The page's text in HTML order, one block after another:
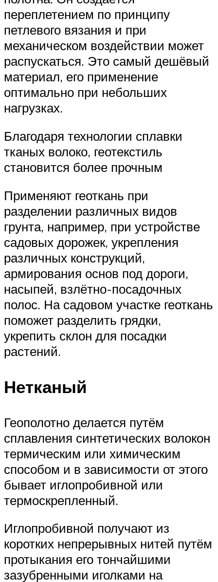
переплетением по принципу
петлевого вязания и при
механическом воздействии может
распускаться. Это самый дешёвый
материал, его применение
оптимально при небольших
нагрузках.
Благодаря технологии сплавки
тканых волоко, геотекстиль
становится более прочным
Применяют геоткань при
разделении различных видов
грунта, например, при устройстве
садовых дорожек, укрепления
различных конструкций,
армирования основ под дороги,
насыпей, взлётно-посадочных
полос. На садовом участке геоткань
поможет разделить грядки,
укрепить склон для посадки
растений.
Нетканый
Геополотно делается путём
сплавления синтетических волокон
термическим или химическим
способом и в зависимости от этого
бывает иглопробивной или
термоскрепленный.
Иглопробивной получают из
коротких непрерывных нитей путём
протыкания его тончайшими
зазубренными иголками на